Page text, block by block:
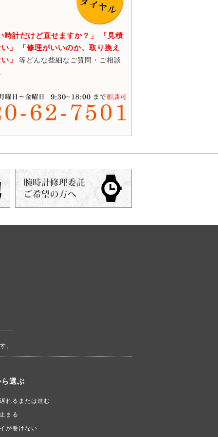
時計だけど直せますか？」 「見積
」 「修理がいいのか、取り換え
」
等どんな些細なご質問・ご相談
。
選ぶ
れるまたは進む
まる
が巻けない